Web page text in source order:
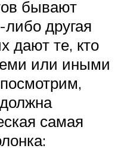
бывают
другая
дают те, кто
или иными
самая